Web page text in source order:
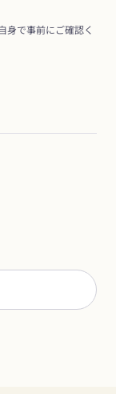
身で事前にご確認く